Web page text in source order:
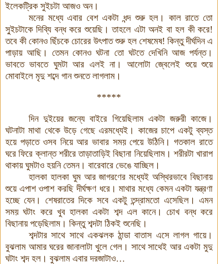
ইলেকট্রিক সুইচটা আজও অন।
মনের মধ্যে এবার বেশ একটা ধন্দ শুরু হল ।
কাল রাতে তো
সু্ইচটাকে দিব্যি বন্ধ করে শুয়েছি। তাহলে এটা অনই বা হল কী করে!
তবে কী কোনও ছিঁচকে চোরের উৎপাত শুরু হল শেষমেষ! কিন্তু দীর্ঘদিন এ
পাড়ায় আছি । তেমন কোনও ঘটনা তো ঘটতে দেখিনি আজ পর্যন্ত।
ভাবতে ভাবতে ঘুমটা আর এলই না ।
আলোটা জ্বেলেই শুয়ে শুয়ে
মোবাইলে মৃদু শব্দে গান শুনতে লাগলাম ।
*****
দিন দুইয়ের জন্যে বাইরে গিয়েছিলাম একটা জরুরী কাজে।
ঘটনাটা মাথা থেকে উড়ে গেছে এরমধ্যেই । কাজের চাপে একটু ব্যস্ত
হয়ে পড়াতে ওসব নিয়ে আর ভাবার সময় পেয়ে উঠিনি। গতকাল রাতে
ঘরে ফিরে ক্লান্ত শরীরে তাড়াতাড়িই বিছানা নিয়েছিলাম। শরীরটা খারাপ
থাকায় ঘুমটাও হয়নি তেমন। বারেবারে ভেঙে যাচ্ছিল ।
হালকা হালকা ঘুম আর জাগরণের মধ্যেই অস্থিরভাবে বিছানায়
শুয়ে এপাশ ওপাশ করছি দীর্ঘক্ষণ ধরে। মাথার মধ্যে কেমন একটা যন্ত্রণা
হচ্ছে যেন। শেষরাতের দিকে সবে একটু তন্দ্রামতো এসেছিল। এমন
সময় ঘটাং করে খুব হালকা একটা শব্দ এল কানে।
চোখ বন্ধ করে
বিছানায় পড়েছিলাম । কিন্তু শব্দটা ঠিকই শুনেছি ।
শব্দটার সাথে সাথে একঝলক ঠান্ডা বাতাস এসে লাগল গায়ে।
বুঝলাম আমার ঘরের জানালাটা খুলে গেল । সাথে সাথেই আর একটা মুদু
ঘটাং শব্দ হল । বুঝলাম এবার দরজাটাও…